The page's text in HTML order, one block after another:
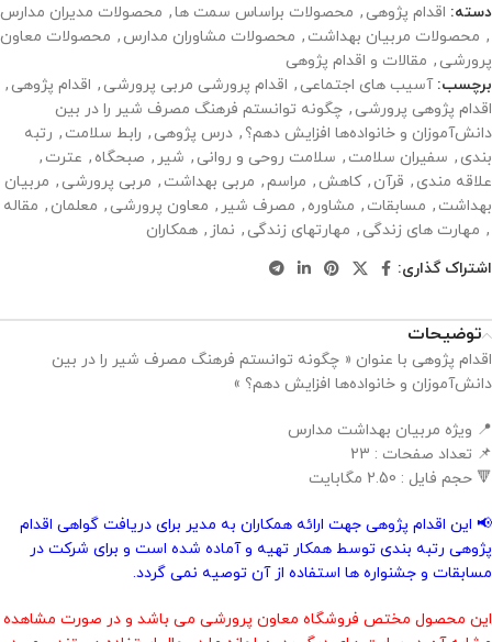
دسته: اقدام پژوهی , محصولات براساس سمت ها, محصولات مدیران مدارس
, محصولات مربیان بهداشت , محصولات مشاوران مدارس , محصولات معاون
پرورشی , مقالات و اقدام پژوهی
برچسب: آسیب های اجتماعی , اقدام پرورشی مربی پرورشی , اقدام پژوهی ,
اقدام پژوهی پرورشی , چگونه توانستم فرهنگ مصرف شیر را در بین
دانش‌آموزان و خانواده‌ها افزایش دهم؟ , درس پژوهی , رابط سلامت , رتبه
بندی , سفیران سلامت , سلامت روحی و روانی , شیر , صبحگاه , عترت ,
علاقه مندی , قرآن , کاهش , مراسم, مربی بهداشت , مربی پرورشی , مربیان
بهداشت , مسابقات , مشاوره , مصرف شیر , معاون پرورشی , معلمان , مقاله
, مهارت های زندگی , مهارتهای زندگی , نماز , همکاران
اشتراک گذاری:
توضیحات
اقدام پژوهی با عنوان « چگونه توانستم فرهنگ مصرف شیر را در بین
دانش‌آموزان و خانواده‌ها افزایش دهم؟ »
📍 ویژه مربیان بهداشت مدارس
📌 تعداد صفحات : 23
🔻 حجم فایل : 2.50 مگابایت
📢 این اقدام پژوهی جهت ارائه همکاران به مدیر برای دریافت گواهی اقدام
پژوهی رتبه بندی توسط همکار تهیه و آماده شده است و برای شرکت در
مسابقات و جشنواره ها استفاده از آن توصیه نمی گردد.
این محصول مختص فروشگاه معاون پرورشی می باشد و در صورت مشاهده